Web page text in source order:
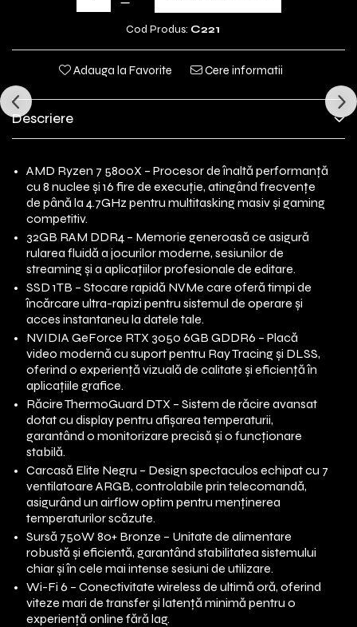
Cod Produs: C221
Adauga la Favorite Cere informatii
Descriere
AMD Ryzen 7 5800X – Procesor de înaltă performanță
cu 8 nuclee și 16 fire de execuție, atingând frecvențe
de până la 4.7GHz pentru multitasking masiv și gaming
competitiv.
32GB RAM DDR4 – Memorie generoasă ce asigură
rularea fluidă a jocurilor moderne, sesiunilor de
streaming și a aplicațiilor profesionale de editare.
SSD 1TB – Stocare rapidă NVMe care oferă timpi de
încărcare ultra-rapizi pentru sistemul de operare și
acces instantaneu la datele tale.
NVIDIA GeForce RTX 3050 6GB GDDR6 – Placă
video modernă cu suport pentru Ray Tracing și DLSS,
oferind o experiență vizuală de calitate și eficiență în
aplicațiile grafice.
Răcire ThermoGuard DTX – Sistem de răcire avansat
dotat cu display pentru afișarea temperaturii,
garantând o monitorizare precisă și o funcționare
stabilă.
Carcasă Elite Negru – Design spectaculos echipat cu 7
ventilatoare ARGB, controlabile prin telecomandă,
asigurând un airflow optim pentru menținerea
temperaturilor scăzute.
Sursă 750W 80+ Bronze – Unitate de alimentare
robustă și eficientă, garantând stabilitatea sistemului
chiar și în cele mai intense sesiuni de utilizare.
Wi-Fi 6 – Conectivitate wireless de ultimă oră, oferind
viteze mari de transfer și latență minimă pentru o
experiență online fără lag.